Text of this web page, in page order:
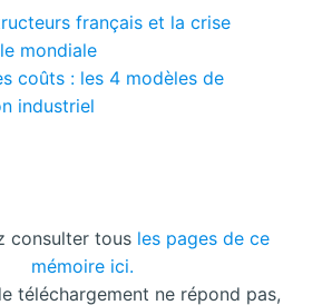
français et la crise
mondiale
coûts : les 4 modèles de
industriel
consulter tous les pages de ce
mémoire ici.
téléchargement ne répond pas,